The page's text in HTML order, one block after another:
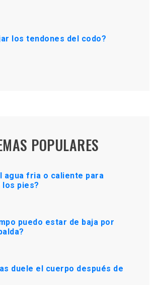
los tendones del codo?
POPULARES
agua fria o caliente para
pies?
puedo estar de baja por
duele el cuerpo después de